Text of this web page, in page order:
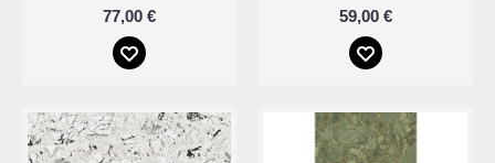
77,00 € 59,00 €